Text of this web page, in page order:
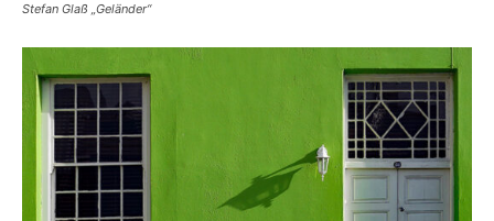
Stefan Glaß „Geländer“